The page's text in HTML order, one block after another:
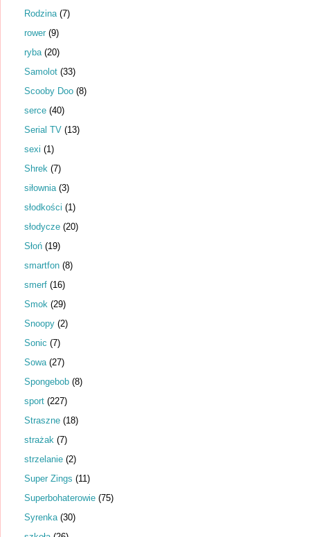
Rodzina (7)
rower (9)
ryba (20)
Samolot (33)
Scooby Doo (8)
serce (40)
Serial TV (13)
sexi (1)
Shrek (7)
siłownia (3)
słodkości (1)
słodycze (20)
Słoń (19)
smartfon (8)
smerf (16)
Smok (29)
Snoopy (2)
Sonic (7)
Sowa (27)
Spongebob (8)
sport (227)
Straszne (18)
strażak (7)
strzelanie (2)
Super Zings (11)
Superbohaterowie (75)
Syrenka (30)